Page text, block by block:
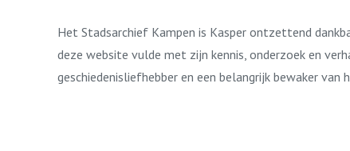
Het Stadsarchief Kampen is Kasper ontzettend
deze website vulde met zijn kennis, onderzoek en
geschiedenisliefhebber en een belangrijk bewaker van